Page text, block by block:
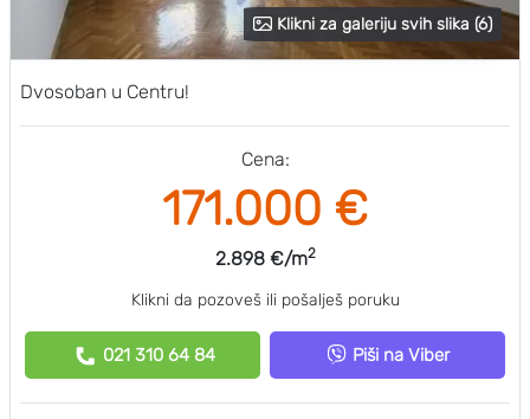
Klikni za galeriju svih slika (6)
Dvosoban u Centru!
Cena:
171.000 €
2.898 €/m2
Klikni da pozoveš ili pošalješ poruku
021 310 64 84 Piši na Viber